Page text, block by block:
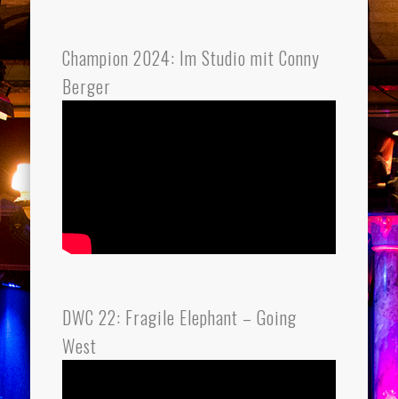
Champion 2024: Im Studio mit Conny
Berger
DWC 22: Fragile Elephant – Going
West